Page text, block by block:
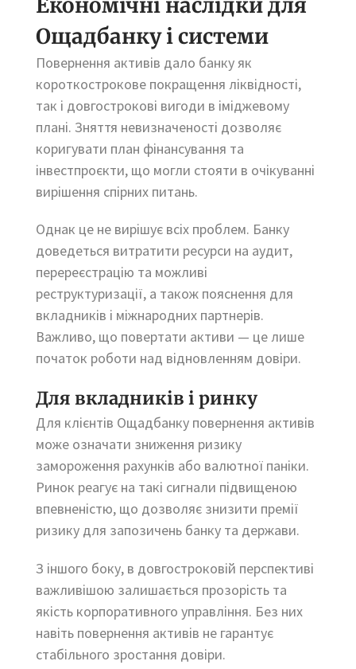
Ощадбанку і системи
Повернення активів дало банку як
короткострокове покращення ліквідності,
так і довгострокові вигоди в іміджевому
плані. Зняття невизначеності дозволяє
коригувати план фінансування та
інвестпроєкти, що могли стояти в очікуванні
вирішення спірних питань.
Однак це не вирішує всіх проблем. Банку
доведеться витратити ресурси на аудит,
перереєстрацію та можливі
реструктуризації, а також пояснення для
вкладників і міжнародних партнерів.
Важливо, що повертати активи — це лише
початок роботи над відновленням довіри.
Для вкладників і ринку
Для клієнтів Ощадбанку повернення активів
може означати зниження ризику
замороження рахунків або валютної паніки.
Ринок реагує на такі сигнали підвищеною
впевненістю, що дозволяє знизити премії
ризику для запозичень банку та держави.
З іншого боку, в довгостроковій перспективі
важливішою залишається прозорість та
якість корпоративного управління. Без них
навіть повернення активів не гарантує
стабільного зростання довіри.